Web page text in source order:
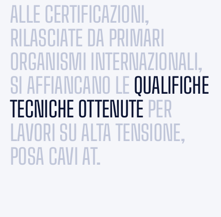
ALLE CERTIFICAZIONI,
RILASCIATE DA PRIMARI
ORGANISMI INTERNAZIONALI,
SI AFFIANCANO LE QUALIFICHE
TECNICHE OTTENUTE PER
LAVORI SU ALTA TENSIONE,
POSA CAVI AT.